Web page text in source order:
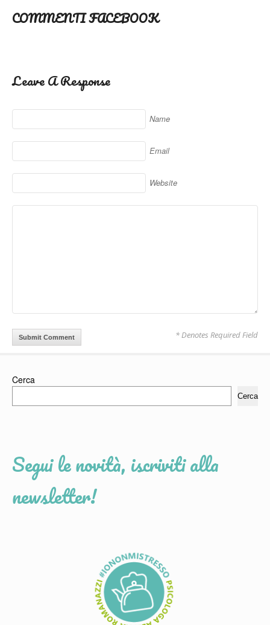
COMMENTI FACEBOOK
Leave A Response
Name
Email
Website
* Denotes Required Field
Cerca
Cerca
Segui le novità, iscriviti alla
newsletter!